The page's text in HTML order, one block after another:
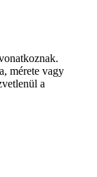
mérete vagy
a